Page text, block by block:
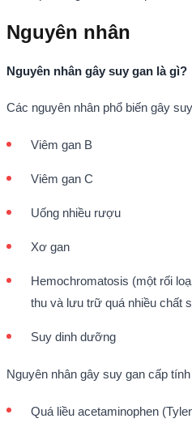
Nguyên nhân
Nguyên nhân gây suy gan là gì?
Các nguyên nhân phổ biến gây
Viêm gan B
Viêm gan C
Uống nhiều rượu
Xơ gan
Hemochromatosis (một rối
thu và lưu trữ quá nhiều chất
Suy dinh dưỡng
Nguyên nhân gây suy gan cấp
Quá liều acetaminophen